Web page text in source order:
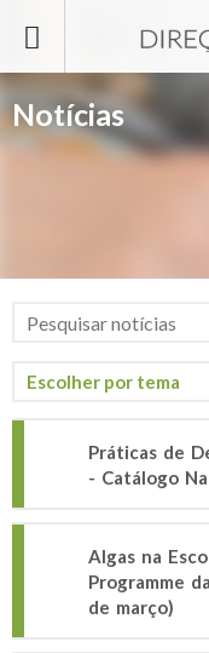
Notícias
Práticas de
- Catálogo
Algas na
Programme
de março)